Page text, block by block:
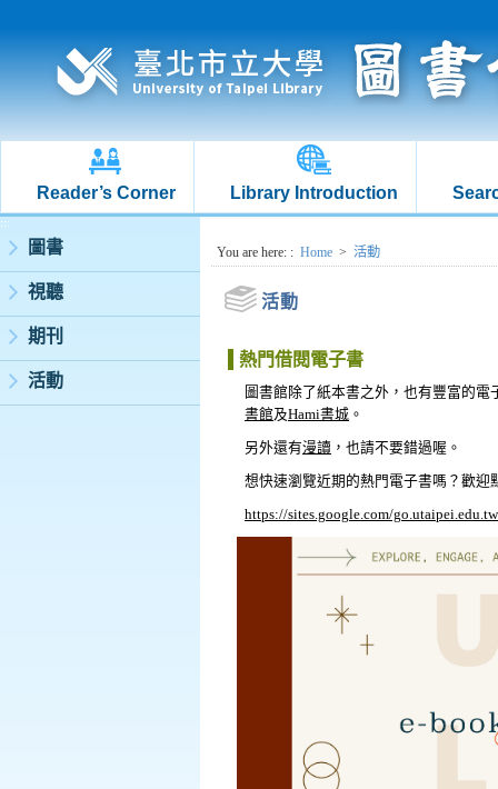
Reader’s Corner Library Introduction
:::
圖書
視聽
期刊
活動
:::You are here: : Home > 活動
活動
熱門借閱電子書
圖書館除了紙本書之外，也有豐富的
書館及Hami書城 。
另外還有漫讀 ，也請不要錯過喔。
想快速瀏覽近期的熱門電子書嗎？歡迎
https://sites.google.com/